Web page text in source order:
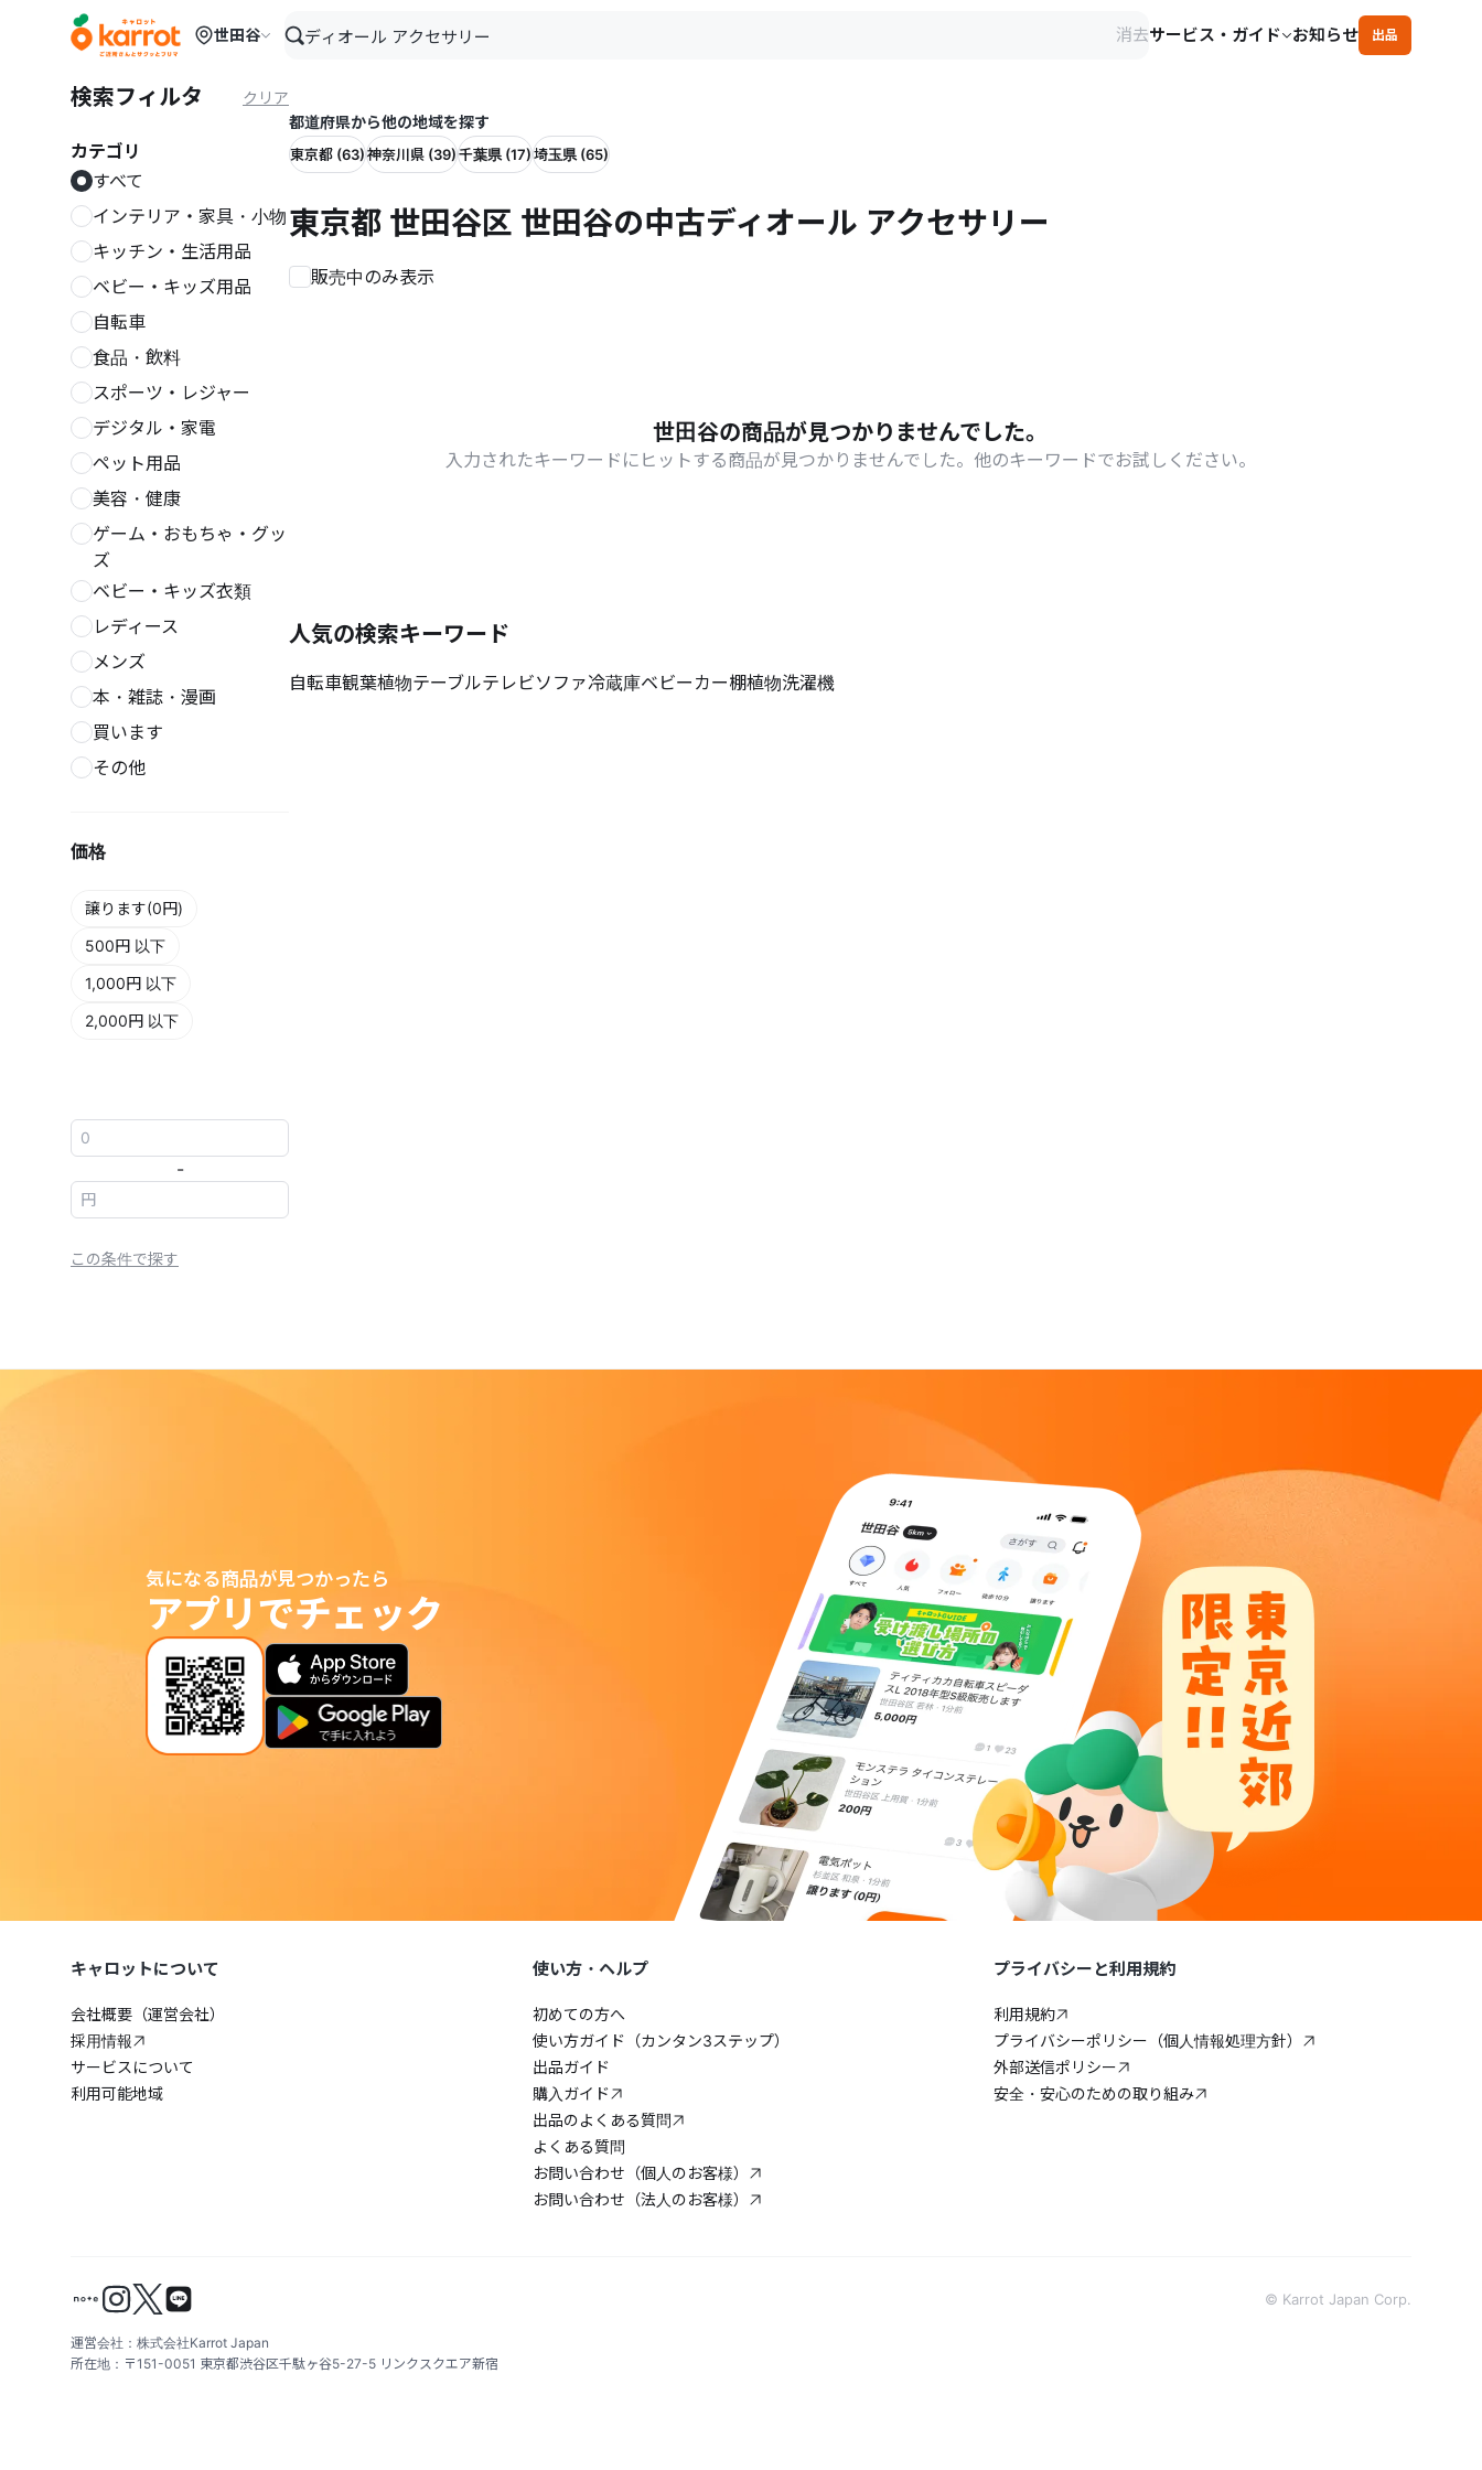
メインコンテンツにスキップ
世田谷 消去サービス・ガイド お知らせ 出品
検索フィルタ クリア
カテゴリ
すべて
インテリア・家具・小物
キッチン・生活用品
ベビー・キッズ用品
自転車
食品・飲料
スポーツ・レジャー
デジタル・家電
ペット用品
美容・健康
ゲーム・おもちゃ・グッ
ズ
ベビー・キッズ衣類
レディース
メンズ
本・雑誌・漫画
買います
その他
価格
譲ります(0円)
500円 以下
1,000円 以下
2,000円 以下
-
この条件で探す
都道府県から他の地域を探す
東京都 (63)神奈川県 (39)千葉県 (17)埼玉県 (65)
東京都 世田谷区 世田谷の中古ディオール アクセサリー
販売中のみ表示
世田谷の商品が見つかりませんでした。
入力されたキーワードにヒットする商品が見つかりませんでした。他のキーワードでお試しください。
人気の検索キーワード
自転車観葉植物テーブルテレビソファ冷蔵庫ベビーカー棚植物洗濯機
気になる商品が見つかったら
アプリでチェック
キャロットについて
会社概要（運営会社）
採用情報
サービスについて
利用可能地域
使い方・ヘルプ
初めての方へ
使い方ガイド（カンタン3ステップ）
出品ガイド
購入ガイド
出品のよくある質問
よくある質問
お問い合わせ（個人のお客様）
お問い合わせ（法人のお客様）
プライバシーと利用規約
利用規約
プライバシーポリシー（個人情報処理方針）
外部送信ポリシー
安全・安心のための取り組み
© Karrot Japan Corp.
運営会社：株式会社Karrot Japan
所在地：〒151-0051 東京都渋谷区千駄ヶ谷5-27-5 リンクスクエア新宿